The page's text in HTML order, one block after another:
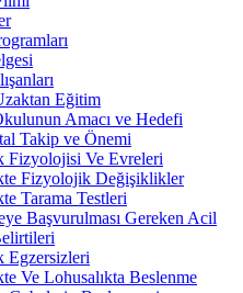
Eğitim
Amacı ve Hedefi
Takip ve Önemi
Fizyolojisi Ve Evreleri
Fizyolojik Değişiklikler
Tarama Testleri
Başvurulması Gereken Acil
Egzersizleri
Ve Lohusalıkta Beslenme